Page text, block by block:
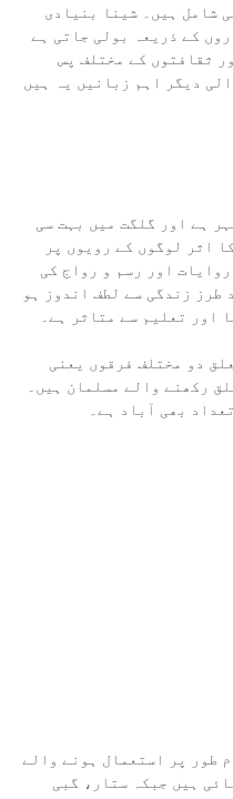
شامل ہیں۔ شینا بنیادی
کے ذریعہ بولی جاتی ہے
ثقافتوں کے مختلف پس
ہے اور گلگت میں بہت سی
اثر لوگوں کے رویوں پر
اور رسم و رواج کی
طرز زندگی سے لطف اندوز ہو
اور تعلیم سے متاثر ہے۔
دو مختلف فرقوں یعنی
رکھنے والے مسلمان ہیں۔
بھی آباد ہے۔
طور پر استعمال ہونے والے
ہیں جبکہ ستار، گبی